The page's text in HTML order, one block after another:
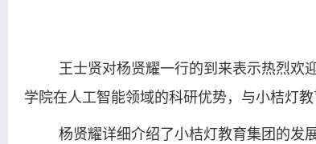
王士贤对杨贤耀一行的到来表示热烈欢
学院在人工智能领域的科研优势，与小桔灯
杨贤耀详细介绍了小桔灯教育集团的发